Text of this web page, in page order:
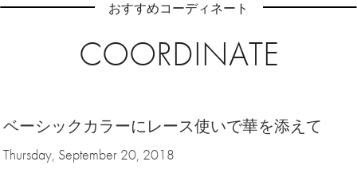
おすすめコーディネート
COORDINATE
ベーシックカラーにレース使いで華を添えて
Thursday, September 20, 2018